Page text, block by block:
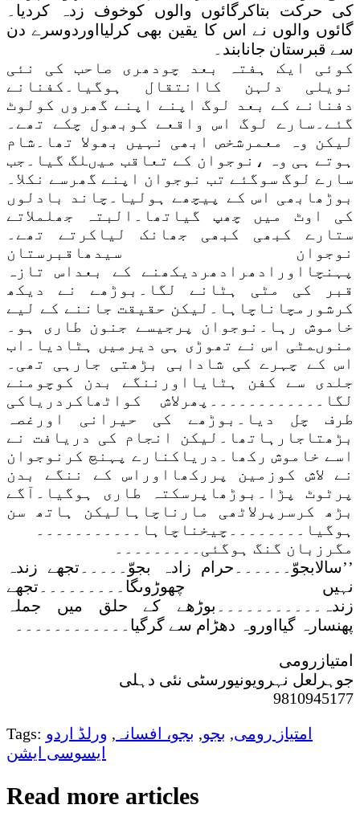
کی حرکت بتاکرگائوں والوں کوخوف زدہ کردیا۔
گائوں والوں نے اس کا یقین بھی کرلیااوردوسرے دن
سے قبرستان جانابند۔
کوئی ایک ہفتہ بعد چودھری صاحب کی نئی
نویلی دلہن کاانتقال ہوگیا۔کفنانے
دفنانے کے بعد لوگ اپنے اپنے گھروں کولوٹ
گئے۔سارے لوگ اس واقعے کوبھول چکے تھے۔
لیکن وہ معمرشخص ابھی نہیں بھولا تھا۔شام
ہوتے ہی وہ ،نوجوان کے تعاقب میںلگ گیا۔جب
سارے لوگ سوگئے تب نوجوان اپنے گھرسے نکلا۔
بوڑھابھی اس کے پیچھے ہولیا۔چاند بادلوں
کی اوٹ میں چھپ گیاتھا۔البتہ جھلملاتے
ستارے کبھی کبھی جھانک لیاکرتے تھے۔
نوجوان سیدھاقبرستان
پہنچااورادھرادھردیکھنے کے بعداس تازہ
قبر کی مٹی ہٹانے لگا۔بوڑھے نے دیکھ
کرشورمچاناچاہا۔لیکن حقیقت جاننے کے لیے
خاموش رہا۔نوجوان پرجیسے جنون طاری ہو۔
منوںمٹی اس نے تھوڑی ہی دیرمیں ہٹادیا۔اب
اس کے چہرے کی شادابی بڑھتی جارہی تھی۔
جلدی سے کفن ہٹایااورننگے بدن کوچومنے
لگا۔۔۔۔۔۔۔۔۔۔۔۔پھرلاش کواٹھاکردریاکی
طرف چل دیا۔بوڑھے کی حیرانی اورغصہ
بڑھتاجارہاتھا۔لیکن انجام کی دریافت نے
اسے خاموش رکھا۔دریاکنارے پہنچ کرنوجوان
نے لاش کوزمین پررکھااوراس کے ننگے بدن
پرٹوٹ پڑا۔بوڑھاپرسکتہ طاری ہوگیا۔آگے
بڑھ کرسرپرلاٹھی مارناچاہالیکن ہاتھ سن
ہوگیا۔۔۔۔۔۔۔۔چیخناچاہا۔۔۔۔۔۔۔۔۔۔۔
مگرزبان گنگ ہوگئی۔۔۔۔۔۔۔۔۔
’’سالابجوّ۔۔۔۔۔۔حرام زادہ بجوّ۔۔۔۔۔تجھے زندہ
نہیں چھوڑوںگا۔۔۔۔۔۔۔۔۔تجھے
زندہ۔۔۔۔۔۔۔۔۔۔۔بوڑھے کے حلق میں جملہ
پھنسارہ گیااوروہ دھڑام سے گرگیا۔۔۔۔۔۔۔۔۔۔۔۔
امتیازرومی
جوہرلعل نہرویونیورسٹی نئی دہلی
9810945177
Tags:
امتیاز رومی, بجو, بجو، افسانہ , ورلڈ اردو
ایسوسی ایشن
Read more articles